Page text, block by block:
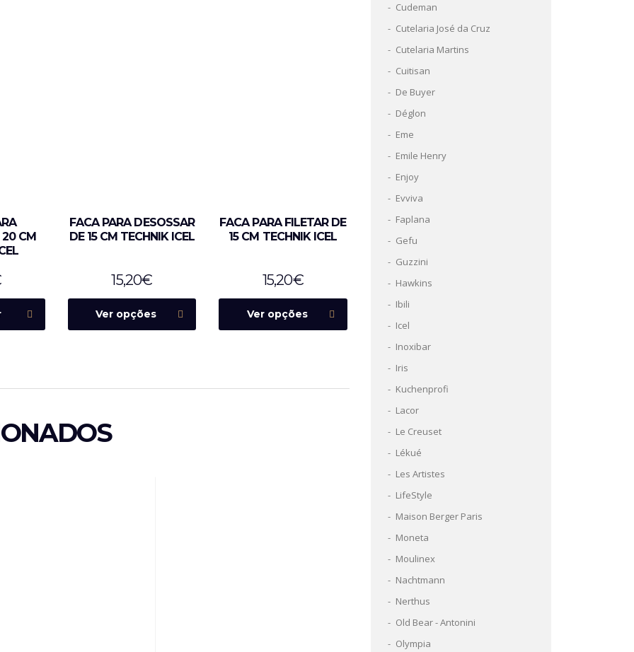
20 CM
FACA PARA DESOSSAR
DE 15 CM TECHNIK ICEL
15,20€
Ver opções
FACA PARA FILETAR DE
15 CM TECHNIK ICEL
15,20€
Ver opções
Cudeman
Cutelaria José da Cruz
Cutelaria Martins
Cuitisan
De Buyer
Déglon
Eme
Emile Henry
Enjoy
Evviva
Faplana
Gefu
Guzzini
Hawkins
Ibili
Icel
Inoxibar
Iris
Kuchenprofi
Lacor
Le Creuset
Lékué
Les Artistes
LifeStyle
Maison Berger Paris
Moneta
Moulinex
Nachtmann
Nerthus
Old Bear - Antonini
Olympia